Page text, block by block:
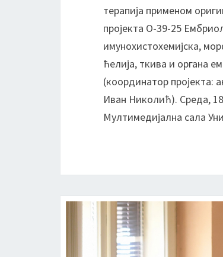
терапија применом
пројектa О-39-25
имунохистохемијска,
ћелија, ткива и органа
(координатор пројекта:
Иван Николић). Среда,
Мултимедијална сала